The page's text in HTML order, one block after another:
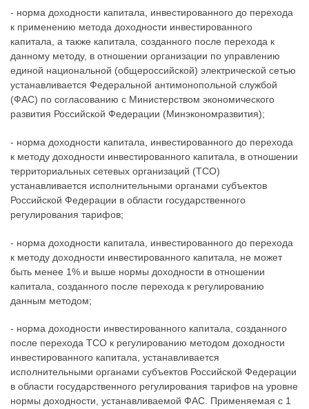
- норма доходности капитала, инвестированного до перехода
к применению метода доходности инвестированного
капитала, а также капитала, созданного после перехода к
данному методу, в отношении организации по управлению
единой национальной (общероссийской) электрической сетью
устанавливается Федеральной антимонопольной службой
(ФАС) по согласованию с Министерством экономического
развития Российской Федерации (Минэкономразвития);
- норма доходности капитала, инвестированного до перехода
к методу доходности инвестированного капитала, в отношении
территориальных сетевых организаций (ТСО)
устанавливается исполнительными органами субъектов
Российской Федерации в области государственного
регулирования тарифов;
- норма доходности капитала, инвестированного до перехода
к методу доходности инвестированного капитала, не может
быть менее 1% и выше нормы доходности в отношении
капитала, созданного после перехода к регулированию
данным методом;
- норма доходности инвестированного капитала, созданного
после перехода ТСО к регулированию методом доходности
инвестированного капитала, устанавливается
исполнительными органами субъектов Российской Федерации
в области государственного регулирования тарифов на уровне
нормы доходности, устанавливаемой ФАС. Применяемая с 1